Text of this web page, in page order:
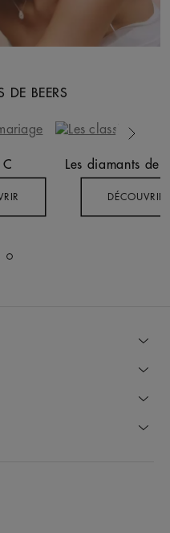
DE BEERS
C Les diamants de
DÉCOUVRIR
Next